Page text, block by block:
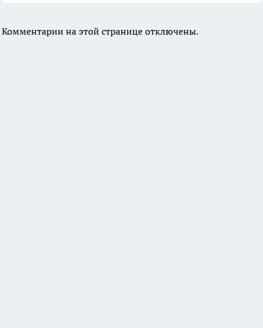
Комментарии на этой странице отключены.